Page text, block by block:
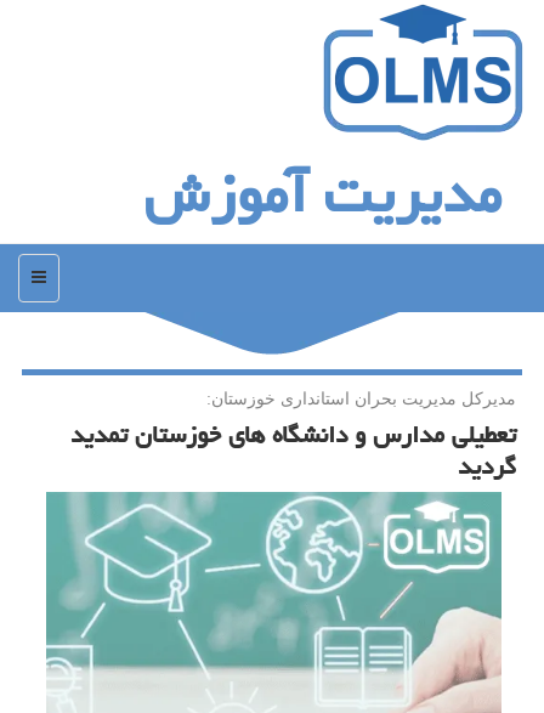
مدیریت آموزش
منو
مدیركل مدیریت بحران استانداری خوزستان:
تعطیلی مدارس و دانشگاه های خوزستان تمدید
گردید